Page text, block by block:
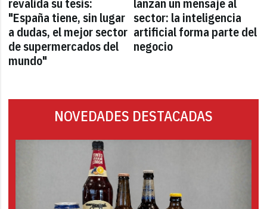
revalida su tesis:
"España tiene, sin lugar
a dudas, el mejor sector
de supermercados del
mundo"
lanzan un mensaje al
sector: la inteligencia
artificial forma parte del
negocio
NOVEDADES DESTACADAS